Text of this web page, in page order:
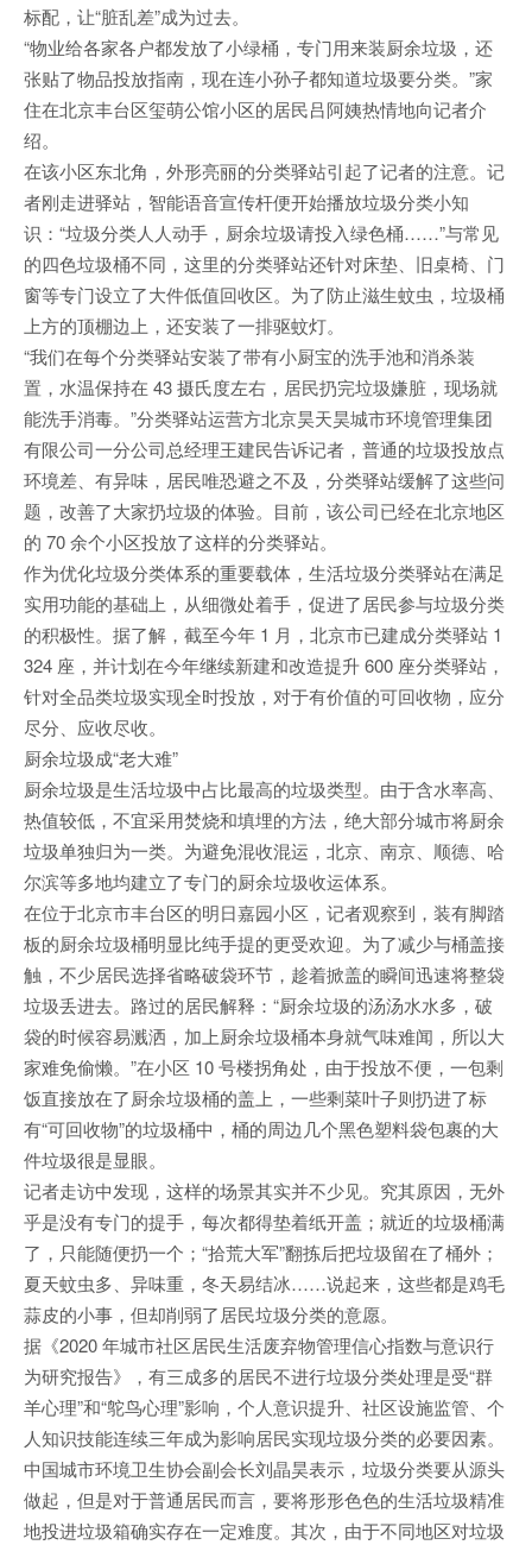
标配，让“脏乱差”成为过去。
“物业给各家各户都发放了小绿桶，专门用来装厨余垃圾，还
张贴了物品投放指南，现在连小孙子都知道垃圾要分类。”家
住在北京丰台区玺萌公馆小区的居民吕阿姨热情地向记者介
绍。
在该小区东北角，外形亮丽的分类驿站引起了记者的注意。记
者刚走进驿站，智能语音宣传杆便开始播放垃圾分类小知
识：“垃圾分类人人动手，厨余垃圾请投入绿色桶……”与常见
的四色垃圾桶不同，这里的分类驿站还针对床垫、旧桌椅、门
窗等专门设立了大件低值回收区。为了防止滋生蚊虫，垃圾桶
上方的顶棚边上，还安装了一排驱蚊灯。
“我们在每个分类驿站安装了带有小厨宝的洗手池和消杀装
置，水温保持在 43 摄氏度左右，居民扔完垃圾嫌脏，现场就
能洗手消毒。”分类驿站运营方北京昊天昊城市环境管理集团
有限公司一分公司总经理王建民告诉记者，普通的垃圾投放点
环境差、有异味，居民唯恐避之不及，分类驿站缓解了这些问
题，改善了大家扔垃圾的体验。目前，该公司已经在北京地区
的 70 余个小区投放了这样的分类驿站。
作为优化垃圾分类体系的重要载体，生活垃圾分类驿站在满足
实用功能的基础上，从细微处着手，促进了居民参与垃圾分类
的积极性。据了解，截至今年 1 月，北京市已建成分类驿站 1
324 座，并计划在今年继续新建和改造提升 600 座分类驿站，
针对全品类垃圾实现全时投放，对于有价值的可回收物，应分
尽分、应收尽收。
厨余垃圾成“老大难”
厨余垃圾是生活垃圾中占比最高的垃圾类型。由于含水率高、
热值较低，不宜采用焚烧和填埋的方法，绝大部分城市将厨余
垃圾单独归为一类。为避免混收混运，北京、南京、顺德、哈
尔滨等多地均建立了专门的厨余垃圾收运体系。
在位于北京市丰台区的明日嘉园小区，记者观察到，装有脚踏
板的厨余垃圾桶明显比纯手提的更受欢迎。为了减少与桶盖接
触，不少居民选择省略破袋环节，趁着掀盖的瞬间迅速将整袋
垃圾丢进去。路过的居民解释：“厨余垃圾的汤汤水水多，破
袋的时候容易溅洒，加上厨余垃圾桶本身就气味难闻，所以大
家难免偷懒。”在小区 10 号楼拐角处，由于投放不便，一包剩
饭直接放在了厨余垃圾桶的盖上，一些剩菜叶子则扔进了标
有“可回收物”的垃圾桶中，桶的周边几个黑色塑料袋包裹的大
件垃圾很是显眼。
记者走访中发现，这样的场景其实并不少见。究其原因，无外
乎是没有专门的提手，每次都得垫着纸开盖；就近的垃圾桶满
了，只能随便扔一个；“拾荒大军”翻拣后把垃圾留在了桶外；
夏天蚊虫多、异味重，冬天易结冰……说起来，这些都是鸡毛
蒜皮的小事，但却削弱了居民垃圾分类的意愿。
据《2020 年城市社区居民生活废弃物管理信心指数与意识行
为研究报告》，有三成多的居民不进行垃圾分类处理是受“群
羊心理”和“鸵鸟心理”影响，个人意识提升、社区设施监管、个
人知识技能连续三年成为影响居民实现垃圾分类的必要因素。
中国城市环境卫生协会副会长刘晶昊表示，垃圾分类要从源头
做起，但是对于普通居民而言，要将形形色色的生活垃圾精准
地投进垃圾箱确实存在一定难度。其次，由于不同地区对垃圾